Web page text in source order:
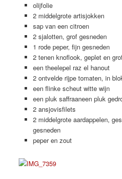
olijfolie
2 middelgrote artisjokken
sap van een citroen
2 sjalotten, grof gesneden
1 rode peper, fijn gesneden
2 tenen knoflook, geplet en
een theelepel raz el hanout
2 ontvelde rijpe tomaten, in
een flinke scheut witte wijn
een pluk saffraaneen pluk
2 ansjovisfilets
2 middelgrote aardappelen,
gesneden
peper en zout